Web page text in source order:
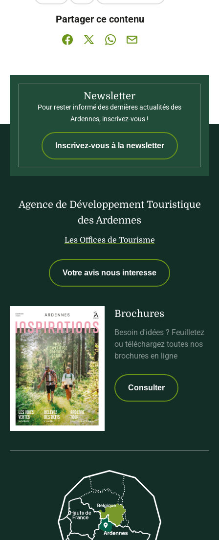
Partager ce contenu
Partager sur Facebook (nouvelle fenêtre)
Partager sur X / Twitter (nouvelle
Partager sur WhatsApp
Partager par mail
Newsletter
Pour rester informé des dernières actualités des
Ardennes, inscrivez-vous !
Inscrivez-vous à la newsletter
Agence de Développement Touristique
des Ardennes
Les Offices de Tourisme
Votre avis nous interesse
Brochures
Besoin d'idées ? Feuilletez
ou téléchargez toutes nos
brochures en ligne
Consulter